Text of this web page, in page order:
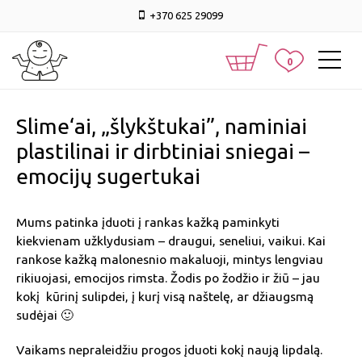
+370 625 29099
0
Slime‘ai, „šlykštukai”, naminiai
plastilinai ir dirbtiniai sniegai –
emocijų sugertukai
Mums patinka įduoti į rankas kažką paminkyti
kiekvienam užklydusiam – draugui, seneliui, vaikui. Kai
rankose kažką malonesnio makaluoji, mintys lengviau
rikiuojasi, emocijos rimsta. Žodis po žodžio ir žiū – jau
kokį kūrinį sulipdei, į kurį visą naštelę, ar džiaugsmą
sudėjai 🙂
Vaikams nepraleidžiu progos įduoti kokį naują lipdalą.